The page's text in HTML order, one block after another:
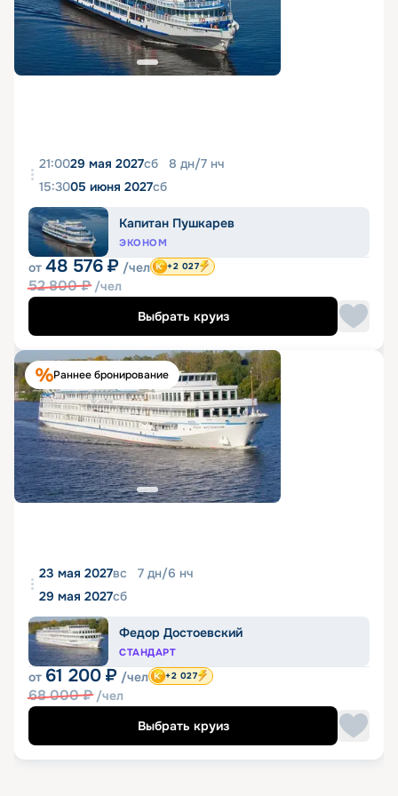
21:0029 мая 2027сб 8 дн/7 нч
15:3005 июня 2027сб
Капитан Пушкарев
ЭКОНОМ
от 48 576 ₽ /чел
52 800₽ /чел
+2 027
Выбрать круиз
Раннее бронирование
23 мая 2027вс 7 дн/6 нч
29 мая 2027сб
Федор Достоевский
СТАНДАРТ
от 61 200 ₽ /чел
68 000₽ /чел
+2 027
Выбрать круиз